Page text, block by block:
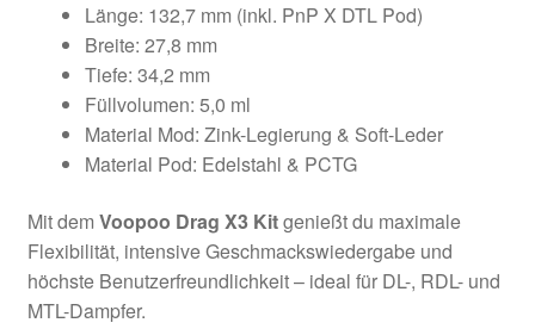
Länge: 132,7 mm (inkl. PnP X DTL Pod)
Breite: 27,8 mm
Tiefe: 34,2 mm
Füllvolumen: 5,0 ml
Material Mod: Zink-Legierung & Soft-Leder
Material Pod: Edelstahl & PCTG
Mit dem Voopoo Drag X3 Kitgenießt du maximale
Flexibilität, intensive Geschmackswiedergabe und
höchste Benutzerfreundlichkeit – ideal für DL-, RDL- und
MTL-Dampfer.